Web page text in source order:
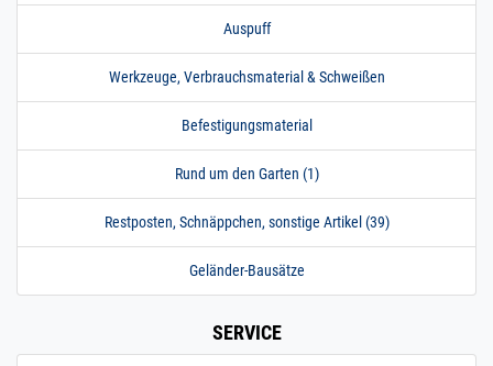
Auspuff
Werkzeuge, Verbrauchsmaterial & Schweißen
Befestigungsmaterial
Rund um den Garten (1)
Restposten, Schnäppchen, sonstige Artikel (39)
Geländer-Bausätze
SERVICE